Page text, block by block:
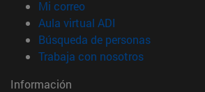
Mi correo(abre en nueva ventana)
Aula virtual ADI
Búsqueda de personas(abre en
Trabaja con nosotros(abre en
Información